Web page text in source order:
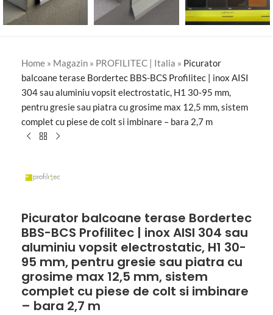
Home » Magazin » PROFILITEC | Italia » Picurator
balcoane terase Bordertec BBS-BCS Profilitec | inox AISI
304 sau aluminiu vopsit electrostatic, H1 30-95 mm,
pentru gresie sau piatra cu grosime max 12,5 mm, sistem
complet cu piese de colt si imbinare – bara 2,7 m
Picurator balcoane terase Bordertec
BBS-BCS Profilitec | inox AISI 304 sau
aluminiu vopsit electrostatic, H1 30-
95 mm, pentru gresie sau piatra cu
grosime max 12,5 mm, sistem
complet cu piese de colt si imbinare
– bara 2,7 m